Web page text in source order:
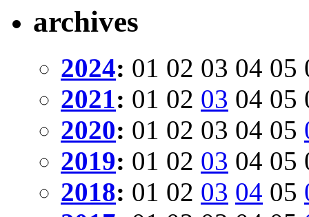
archives
2024: 01 02 03 04 05
2021: 01 02 03 04 05
2020: 01 02 03 04 05
2019: 01 02 03 04 05
2018: 01 02 03 04 05